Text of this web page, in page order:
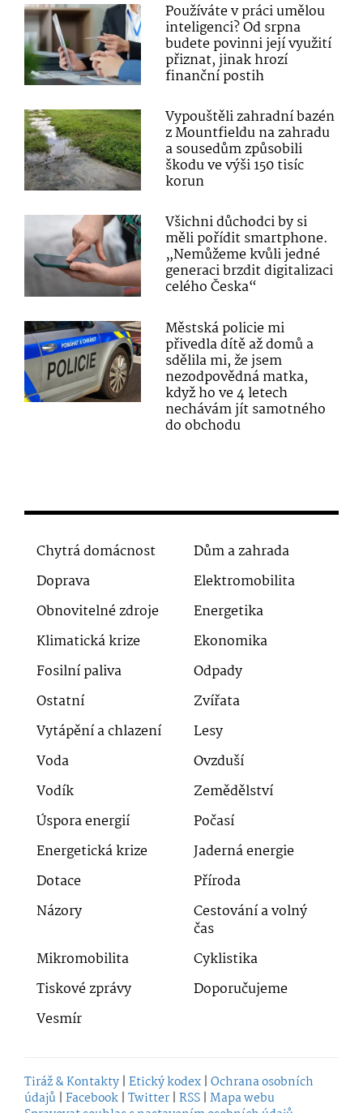
Používáte v práci umělou
inteligenci? Od srpna
budete povinni její využití
přiznat, jinak hrozí
finanční postih
Vypouštěli zahradní bazén
z Mountfieldu na zahradu
a sousedům způsobili
škodu ve výši 150 tisíc
korun
Všichni důchodci by si
měli pořídit smartphone.
„Nemůžeme kvůli jedné
generaci brzdit digitalizaci
celého Česka“
Městská policie mi
přivedla dítě až domů a
sdělila mi, že jsem
nezodpovědná matka,
když ho ve 4 letech
nechávám jít samotného
do obchodu
Chytrá domácnost
Dům a zahrada
Doprava
Elektromobilita
Obnovitelné zdroje
Energetika
Klimatická krize
Ekonomika
Fosilní paliva
Odpady
Ostatní
Zvířata
Vytápění a chlazení
Lesy
Voda
Ovzduší
Vodík
Zemědělství
Úspora energií
Počasí
Energetická krize
Jaderná energie
Dotace
Příroda
Názory
Cestování a volný
čas
Mikromobilita
Cyklistika
Tiskové zprávy
Doporučujeme
Vesmír
Tiráž & Kontakty | Etický kodex | Ochrana osobních
údajů | Facebook | Twitter | RSS | Mapa webu